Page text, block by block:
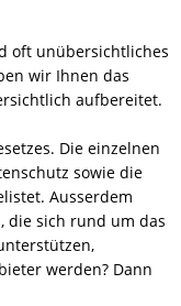
oft unübersichtliches
wir Ihnen das
aufbereitet.
Die einzelnen
sowie die
Ausserdem
die sich rund um das
werden? Dann